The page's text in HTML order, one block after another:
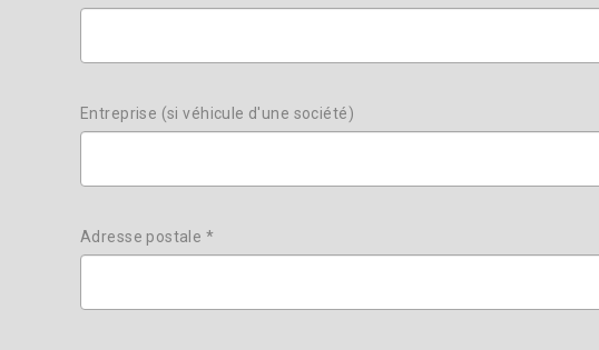
Entreprise (si véhicule d'une société)
Adresse postale *